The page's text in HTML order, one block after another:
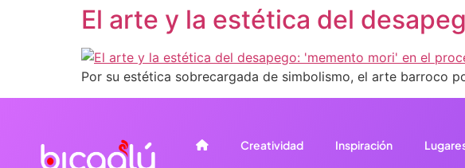
El arte y la estética del
Por su estética sobrecargada de simbolismo, el arte barroco
Creatividad Inspiración